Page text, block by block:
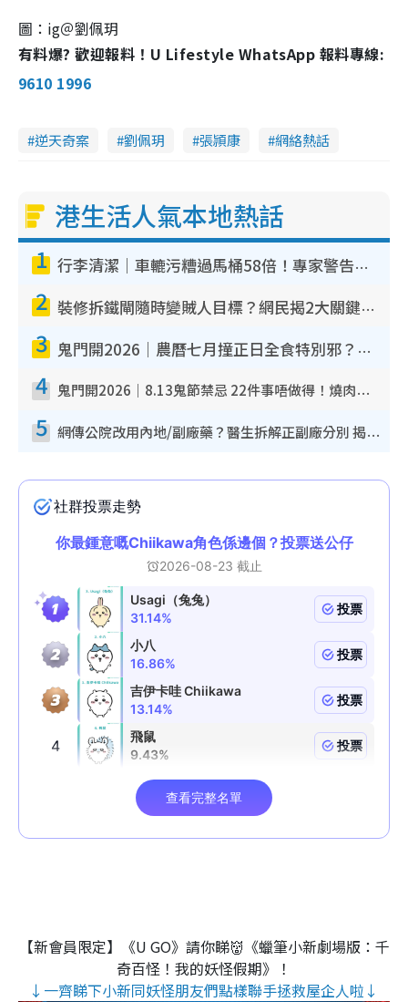
圖：ig＠劉佩玥
有料爆? 歡迎報料！U Lifestyle WhatsApp 報料專線:
9610 1996
逆天奇案 劉佩玥 張頴康 網絡熱話
港生活人氣本地熱話
1 行李清潔｜車轆污糟過馬桶58倍！專家警告忌用酒精抹 教1招免污手除菌
2 裝修拆鐵閘隨時變賊人目標？網民揭2大關鍵用途：裝新式等於白裝？附新舊鐵閘分別
3 鬼門開2026｜農曆七月撞正日全食特別邪？專家警告切忌做一事！揭4大禁忌+2招保平安
4 鬼門開2026｜8.13鬼節禁忌 22件事唔做得！燒肉、刺身要少食？半夜勿吹口哨/打呢個電話
5 網傳公院改用內地/副廠藥？醫生拆解正副廠分別 揭4類人換藥隨時出事
【新會員限定】《U GO》請你睇👹《蠟筆小新劇場版：千
奇百怪！我的妖怪假期》！
↓一齊睇下小新同妖怪朋友們點樣聯手拯救屋企人啦↓